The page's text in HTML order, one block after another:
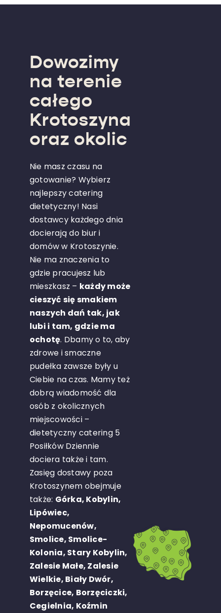
Dowozimy
na terenie
całego
Krotoszyna
oraz okolic
Nie masz czasu na
gotowanie? Wybierz
najlepszy catering
dietetyczny! Nasi
dostawcy każdego dnia
docierają do biur i
domów w Krotoszynie.
Nie ma znaczenia to
gdzie pracujesz lub
mieszkasz – każdy może
cieszyć się smakiem
naszych dań tak, jak
lubi i tam, gdzie ma
ochotę. Dbamy o to, aby
zdrowe i smaczne
pudełka zawsze były u
Ciebie na czas. Mamy też
dobrą wiadomość dla
osób z okolicznych
miejscowości –
dietetyczny catering 5
Posiłków Dziennie
dociera także i tam.
Zasięg dostawy poza
Krotoszynem obejmuje
także: Górka, Kobylin,
Lipówiec,
Nepomucenów,
Smolice, Smolice-
Kolonia, Stary Kobylin,
Zalesie Małe, Zalesie
Wielkie, Biały Dwór,
Borzęcice, Borzęciczki,
Cegielnia, Koźmin